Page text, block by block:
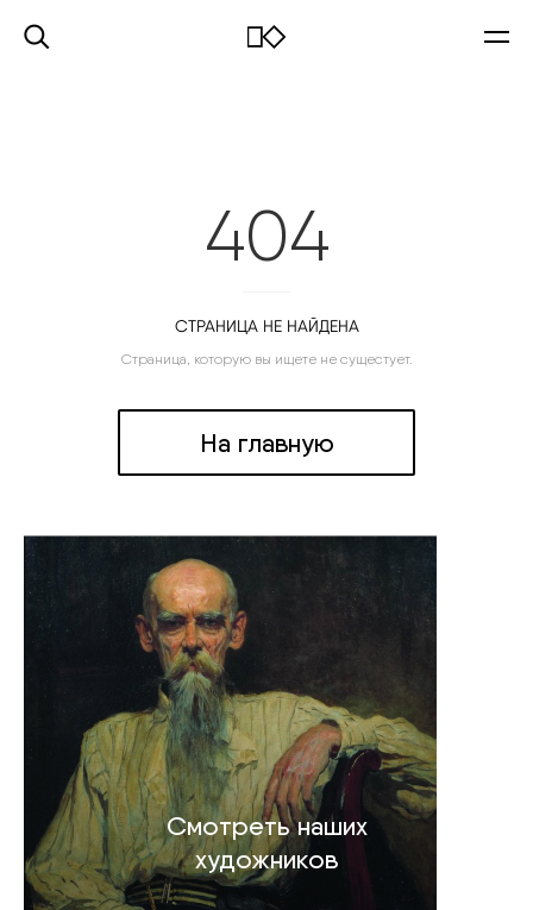
404
СТРАНИЦА НЕ НАЙДЕНА
Страница, которую вы ищете не сущестует.
На главную
Смотреть наших
художников